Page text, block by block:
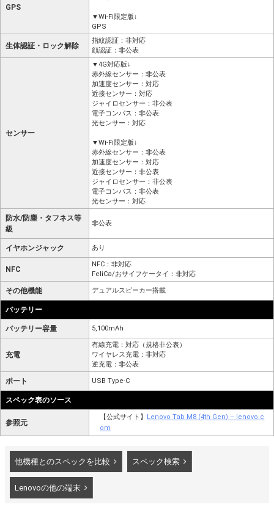
GPS
▼Wi-Fi限定版↓
GPS
生体認証・ロック解除
指紋認証：非対応
顔認証：非公表
センサー
▼4G対応版↓
赤外線センサー：非公表
加速度センサー：対応
近接センサー：対応
ジャイロセンサー：非公表
電子コンパス：非公表
光センサー：対応
▼Wi-Fi限定版↓
赤外線センサー：非公表
加速度センサー：対応
近接センサー：非公表
ジャイロセンサー：非公表
電子コンパス：非公表
光センサー：対応
防水/防塵・タフネス等
級
非公表
イヤホンジャック あり
NFC
NFC：非対応
FeliCa/おサイフケータイ：非対応
その他機能 デュアルスピーカー搭載
バッテリー
バッテリー容量 5,100mAh
充電
有線充電：対応（規格非公表）
ワイヤレス充電：非対応
逆充電：非公表
ポート USB Type-C
スペック表のソース
参照元
【公式サイト】
Lenovo Tab M8 (4th Gen) – lenovo.c
om
他機種とのスペックを比較 スペック検索
Lenovoの他の端末